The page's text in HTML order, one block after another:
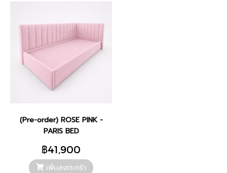
(Pre-order) ROSE PINK -
PARIS BED
฿41,900
เพิ่มลงตะกร้า